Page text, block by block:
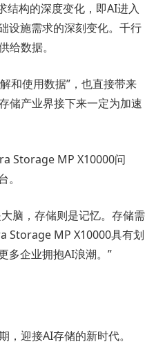
结构的深度变化，即AI进入
设施需求的深刻变化。千行
数据。
和使用数据”，也直接带来
储产业界接下来一定为加速
Storage MP X10000问
脑，存储则是记忆。存储需
Storage MP X10000具有划
多企业拥抱AI浪潮。”
迎接AI存储的新时代。